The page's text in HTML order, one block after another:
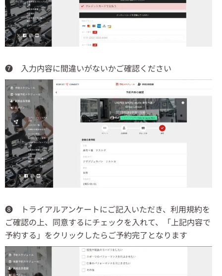
❼ 入力内容に間違いがないかご確認ください
❽ トライアルアンケートにご記入いただき、利用規約を
ご確認の上、同意するにチェックを入れて、「上記内容で
予約する」をクリックしたらご予約完了となります